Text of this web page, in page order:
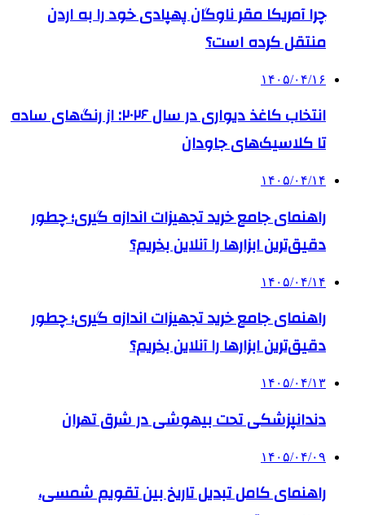
چرا آمریکا مقر ناوگان پهپادی خود را به اردن
منتقل کرده است؟
۱۴۰۵/۰۴/۱۶
انتخاب کاغذ دیواری در سال ۲۰۲۶: از رنگ‌های ساده
تا کلاسیک‌های جاودان
۱۴۰۵/۰۴/۱۴
راهنمای جامع خرید تجهیزات اندازه گیری؛ چطور
دقیق‌ترین ابزارها را آنلاین بخریم؟
۱۴۰۵/۰۴/۱۴
راهنمای جامع خرید تجهیزات اندازه گیری؛ چطور
دقیق‌ترین ابزارها را آنلاین بخریم؟
۱۴۰۵/۰۴/۱۳
دندانپزشکی تحت بیهوشی در شرق تهران
۱۴۰۵/۰۴/۰۹
راهنمای کامل تبدیل تاریخ بین تقویم شمسی،